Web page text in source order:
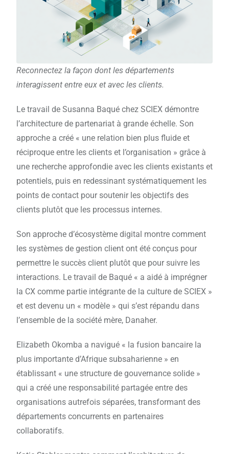
Reconnectez la façon dont les départements
interagissent entre eux et avec les clients.
Le travail de Susanna Baqué chez SCIEX démontre
l’architecture de partenariat à grande échelle. Son
approche a créé « une relation bien plus fluide et
réciproque entre les clients et l’organisation » grâce à
une recherche approfondie avec les clients existants et
potentiels, puis en redessinant systématiquement les
points de contact pour soutenir les objectifs des
clients plutôt que les processus internes.
Son approche d’écosystème digital montre comment
les systèmes de gestion client ont été conçus pour
permettre le succès client plutôt que pour suivre les
interactions. Le travail de Baqué « a aidé à imprégner
la CX comme partie intégrante de la culture de SCIEX »
et est devenu un « modèle » qui s’est répandu dans
l’ensemble de la société mère, Danaher.
Elizabeth Okomba a navigué « la fusion bancaire la
plus importante d’Afrique subsaharienne » en
établissant « une structure de gouvernance solide »
qui a créé une responsabilité partagée entre des
organisations autrefois séparées, transformant des
départements concurrents en partenaires
collaboratifs.